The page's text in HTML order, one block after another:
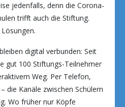
jedenfalls, denn die Corona-
trifft auch die Stiftung.
digital verbunden: Seit
gut 100 Stiftungs-Teilnehmer
Weg. Per Telefon,
die Kanäle zwischen Schülern
Wo früher nur Köpfe